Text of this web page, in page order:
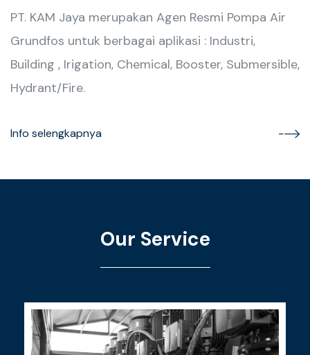
PT. KAM Jaya merupakan Agen Resmi Pompa Air
Grundfos untuk berbagai aplikasi : Industri,
Building , Irigation, Chemical, Booster, Submersible,
Hydrant/Fire.
Info selengkapnya
Our Service